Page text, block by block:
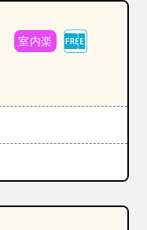
室内楽